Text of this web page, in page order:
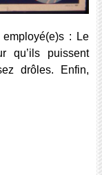
: Le
qu’ils puissent
drôles. Enfin,